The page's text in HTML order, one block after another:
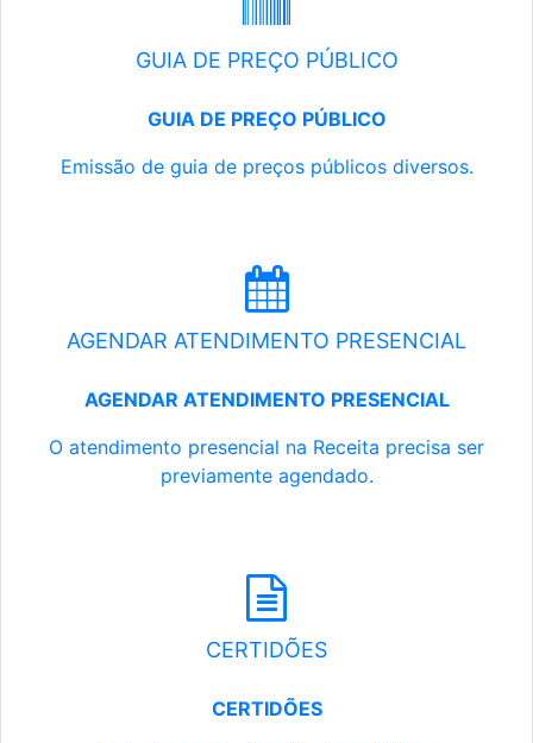
GUIA DE PREÇO PÚBLICO
GUIA DE PREÇO PÚBLICO
Emissão de guia de preços públicos diversos.
AGENDAR ATENDIMENTO PRESENCIAL
AGENDAR ATENDIMENTO PRESENCIAL
O atendimento presencial na Receita precisa ser
previamente agendado.
CERTIDÕES
CERTIDÕES